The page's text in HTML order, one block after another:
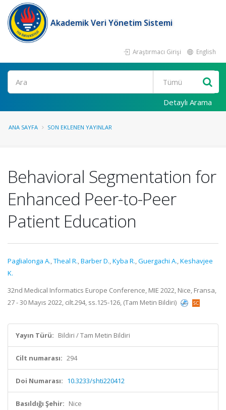
Akademik Veri Yönetim Sistemi
Araştırmacı Girişi English
Ara
Detaylı Arama
ANA SAYFA SON EKLENEN YAYINLAR
Behavioral Segmentation for
Enhanced Peer-to-Peer
Patient Education
Paglialonga A.,Theal R.,Barber D.,Kyba R.,Guergachi A.,Keshavjee
K.
32nd Medical Informatics Europe Conference, MIE 2022, Nice, Fransa,
27 - 30 Mayıs 2022, cilt.294, ss.125-126, (Tam Metin Bildiri)
Yayın Türü: Bildiri / Tam Metin Bildiri
Cilt numarası: 294
Doi Numarası: 10.3233/shti220412
Basıldığı Şehir: Nice